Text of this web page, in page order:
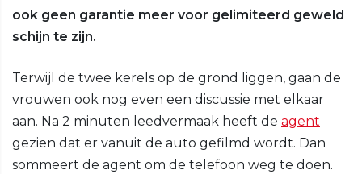
ook geen garantie meer voor gelimiteerd geweld
schijn te zijn.
Terwijl de twee kerels op de grond liggen, gaan de
vrouwen ook nog even een discussie met elkaar
aan. Na 2 minuten leedvermaak heeft de agent
gezien dat er vanuit de auto gefilmd wordt. Dan
sommeert de agent om de telefoon weg te doen.